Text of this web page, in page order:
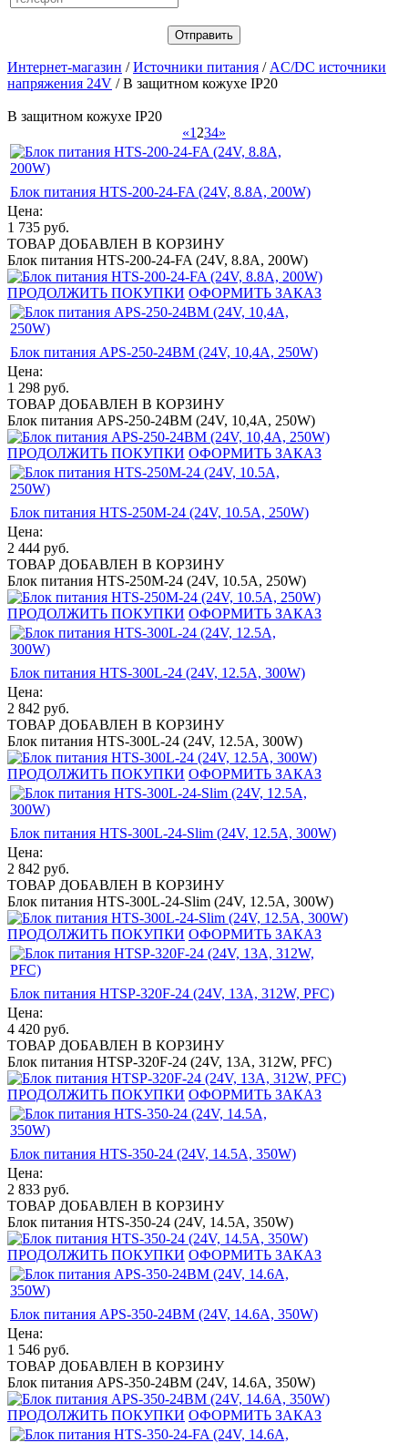
Интернет-магазин /Источники питания / AC/DC источники
напряжения 24V / В защитном кожухе IP20
В защитном кожухе IP20
«1 234»
Блок питания HTS-200-24-FA (24V, 8.8A, 200W)
Цена:
1 735 руб.
ТОВАР ДОБАВЛЕН В КОРЗИНУ
Блок питания HTS-200-24-FA (24V, 8.8A, 200W)
ПРОДОЛЖИТЬ ПОКУПКИ ОФОРМИТЬ ЗАКАЗ
Блок питания APS-250-24BM (24V, 10,4A, 250W)
Цена:
1 298 руб.
ТОВАР ДОБАВЛЕН В КОРЗИНУ
Блок питания APS-250-24BM (24V, 10,4A, 250W)
ПРОДОЛЖИТЬ ПОКУПКИ ОФОРМИТЬ ЗАКАЗ
Блок питания HTS-250M-24 (24V, 10.5A, 250W)
Цена:
2 444 руб.
ТОВАР ДОБАВЛЕН В КОРЗИНУ
Блок питания HTS-250M-24 (24V, 10.5A, 250W)
ПРОДОЛЖИТЬ ПОКУПКИ ОФОРМИТЬ ЗАКАЗ
Блок питания HTS-300L-24 (24V, 12.5A, 300W)
Цена:
2 842 руб.
ТОВАР ДОБАВЛЕН В КОРЗИНУ
Блок питания HTS-300L-24 (24V, 12.5A, 300W)
ПРОДОЛЖИТЬ ПОКУПКИ ОФОРМИТЬ ЗАКАЗ
Блок питания HTS-300L-24-Slim (24V, 12.5A, 300W)
Цена:
2 842 руб.
ТОВАР ДОБАВЛЕН В КОРЗИНУ
Блок питания HTS-300L-24-Slim (24V, 12.5A, 300W)
ПРОДОЛЖИТЬ ПОКУПКИ ОФОРМИТЬ ЗАКАЗ
Блок питания HTSP-320F-24 (24V, 13A, 312W, PFC)
Цена:
4 420 руб.
ТОВАР ДОБАВЛЕН В КОРЗИНУ
Блок питания HTSP-320F-24 (24V, 13A, 312W, PFC)
ПРОДОЛЖИТЬ ПОКУПКИ ОФОРМИТЬ ЗАКАЗ
Блок питания HTS-350-24 (24V, 14.5A, 350W)
Цена:
2 833 руб.
ТОВАР ДОБАВЛЕН В КОРЗИНУ
Блок питания HTS-350-24 (24V, 14.5A, 350W)
ПРОДОЛЖИТЬ ПОКУПКИ ОФОРМИТЬ ЗАКАЗ
Блок питания APS-350-24BM (24V, 14.6A, 350W)
Цена:
1 546 руб.
ТОВАР ДОБАВЛЕН В КОРЗИНУ
Блок питания APS-350-24BM (24V, 14.6A, 350W)
ПРОДОЛЖИТЬ ПОКУПКИ ОФОРМИТЬ ЗАКАЗ